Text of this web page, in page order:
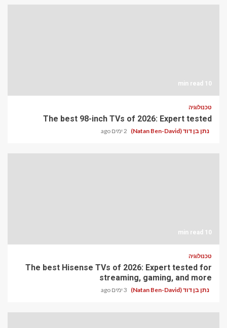
10 min read
טכנולוגיה
The best 98-inch TVs of 2026: Expert tested
נתן בן דוד (Natan Ben-David) 2 ימים ago
10 min read
טכנולוגיה
The best Hisense TVs of 2026: Expert tested for
streaming, gaming, and more
נתן בן דוד (Natan Ben-David) 3 ימים ago